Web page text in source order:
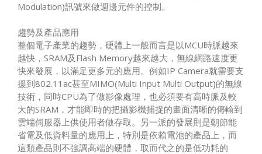
Modulation)訊號來做週邊元件的控制。
趨勢及產品應用
整個電子產業的趨勢，硬體上一般而言是以MCU時脈越來
越快，SRAM及Flash Memory越來越大，無線網路速度更
快來發展，以滿足更多元的應用。例如IP Camera就需要支
援到802.11ac甚至MIMO(Multi Input Multi Output)的無線
技術，同時CPU為了做影像處理，也必須要有高時脈及較
大的SRAM，才能即時的把攝影機捕捉的畫面清晰的傳輸到
雲端伺服器上供使用者做存取。另一派的發展則是朝節能
省電及低資料量的應用上，特別是依賴電池的產品上，而
這類產品則不強調高端的硬體，取而代之的是低功耗的